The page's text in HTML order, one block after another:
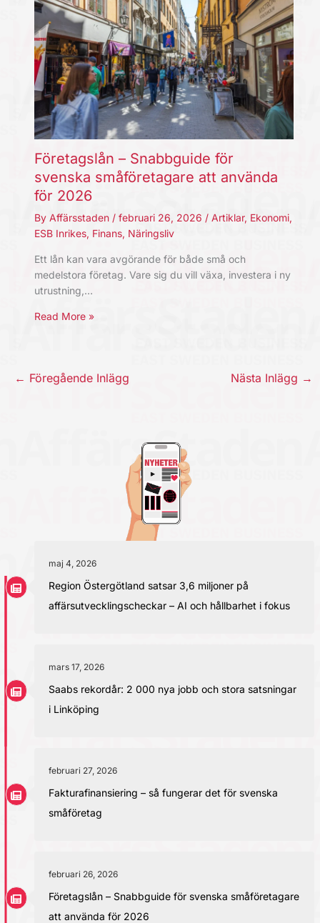
Företagslån – Snabbguide för
svenska småföretagare att använda
för 2026
By Affärsstaden / februari 26, 2026 / Artiklar, Ekonomi,
ESB Inrikes, Finans, Näringsliv
Ett lån kan vara avgörande för både små och
medelstora företag. Vare sig du vill växa, investera i ny
utrustning,…
Read More »
← Föregående Inlägg Nästa Inlägg →
maj 4, 2026
Region Östergötland satsar 3,6 miljoner på
affärsutvecklingscheckar – AI och hållbarhet i fokus
mars 17, 2026
Saabs rekordår: 2 000 nya jobb och stora satsningar
i Linköping
februari 27, 2026
Fakturafinansiering – så fungerar det för svenska
småföretag
februari 26, 2026
Företagslån – Snabbguide för svenska småföretagare
att använda för 2026